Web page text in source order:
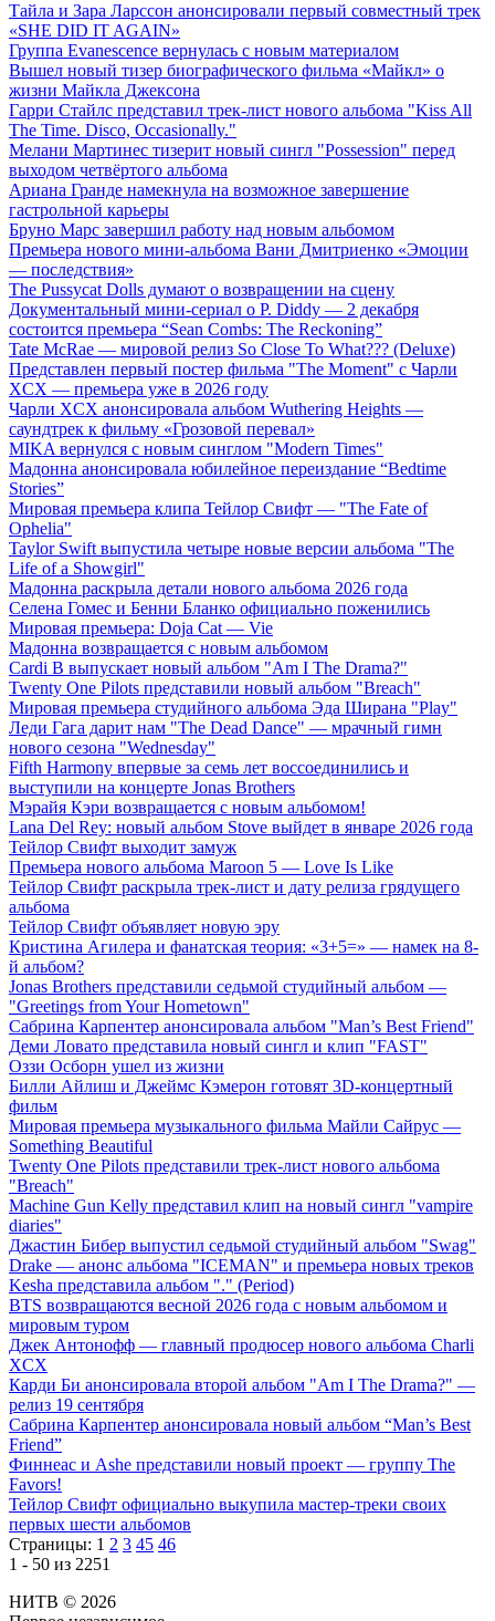
Тайла и Зара Ларссон анонсировали первый совместный трек
«SHE DID IT AGAIN»
Группа Evanescence вернулась с новым материалом
Вышел новый тизер биографического фильма «Майкл» о
жизни Майкла Джексона
Гарри Стайлс представил трек-лист нового альбома "Kiss All
The Time. Disco, Occasionally."
Мелани Мартинес тизерит новый сингл "Possession" перед
выходом четвёртого альбома
Ариана Гранде намекнула на возможное завершение
гастрольной карьеры
Бруно Марс завершил работу над новым альбомом
Премьера нового мини-альбома Вани Дмитриенко «Эмоции
— последствия»
The Pussycat Dolls думают о возвращении на сцену
Документальный мини-сериал о P. Diddy — 2 декабря
состоится премьера “Sean Combs: The Reckoning”
Tate McRae — мировой релиз So Close To What??? (Deluxe)
Представлен первый постер фильма "The Moment" с Чарли
XCX — премьера уже в 2026 году
Чарли XCX анонсировала альбом Wuthering Heights —
саундтрек к фильму «Грозовой перевал»
MIKA вернулся с новым синглом "Modern Times"
Мадонна анонсировала юбилейное переиздание “Bedtime
Stories”
Мировая премьера клипа Тейлор Свифт — "The Fate of
Ophelia"
Taylor Swift выпустила четыре новые версии альбома "The
Life of a Showgirl"
Мадонна раскрыла детали нового альбома 2026 года
Селена Гомес и Бенни Бланко официально поженились
Мировая премьера: Doja Cat — Vie
Мадонна возвращается с новым альбомом
Cardi B выпускает новый альбом "Am I The Drama?"
Twenty One Pilots представили новый альбом "Breach"
Мировая премьера студийного альбома Эда Ширана "Play"
Леди Гага дарит нам "The Dead Dance" — мрачный гимн
нового сезона "Wednesday"
Fifth Harmony впервые за семь лет воссоединились и
выступили на концерте Jonas Brothers
Мэрайя Кэри возвращается с новым альбомом!
Lana Del Rey: новый альбом Stove выйдет в январе 2026 года
Тейлор Свифт выходит замуж
Премьера нового альбома Maroon 5 — Love Is Like
Тейлор Свифт раскрыла трек-лист и дату релиза грядущего
альбома
Тейлор Свифт объявляет новую эру
Кристина Агилера и фанатская теория: «3+5=» — намек на 8-
й альбом?
Jonas Brothers представили седьмой студийный альбом —
"Greetings from Your Hometown"
Сабрина Карпентер анонсировала альбом "Man’s Best Friend"
Деми Ловато представила новый сингл и клип "FAST"
Оззи Осборн ушел из жизни
Билли Айлиш и Джеймс Кэмерон готовят 3D-концертный
фильм
Мировая премьера музыкального фильма Майли Сайрус —
Something Beautiful
Twenty One Pilots представили трек-лист нового альбома
"Breach"
Machine Gun Kelly представил клип на новый сингл "vampire
diaries"
Джастин Бибер выпустил седьмой студийный альбом "Swag"
Drake — анонс альбома "ICEMAN" и премьера новых треков
Kesha представила альбом "." (Period)
BTS возвращаются весной 2026 года с новым альбомом и
мировым туром
Джек Антонофф — главный продюсер нового альбома Charli
XCX
Карди Би анонсировала второй альбом "Am I The Drama?" —
релиз 19 сентября
Сабрина Карпентер анонсировала новый альбом “Man’s Best
Friend”
Финнеас и Ashe представили новый проект — группу The
Favors!
Тейлор Свифт официально выкупила мастер-треки своих
первых шести альбомов
Страницы: 1 2 3 45 46
1 - 50 из 2251
НИТВ © 2026